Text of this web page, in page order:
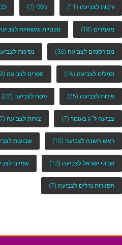
ירקות לצביעה (11) כללי (7)
מאמרים (18) מכוניות ומשאיות
מפורסמים לצביעה (36) נסיכות
סמלים לצביעה (18) ספרים לצביעה (29)
פירות לצביעה (25) פסח לצביעה (22)
צביעה ל''ג בעומר (7) צורות לצביעה (7)
ראש השנה לצביעה (15) שבועות
שבטי ישראל לצביעה (13) שמיים
תפזורות מילים לצביעה (7)